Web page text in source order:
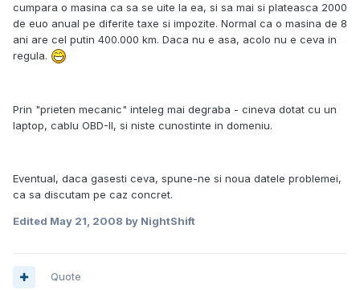
cumpara o masina ca sa se uite la ea, si sa mai si plateasca 2000
de euo anual pe diferite taxe si impozite. Normal ca o masina de 8
ani are cel putin 400.000 km. Daca nu e asa, acolo nu e ceva in
regula.
Prin "prieten mecanic" inteleg mai degraba - cineva dotat cu un
laptop, cablu OBD-II, si niste cunostinte in domeniu.
Eventual, daca gasesti ceva, spune-ne si noua datele problemei,
ca sa discutam pe caz concret.
Edited May 21, 2008 by NightShift
Quote